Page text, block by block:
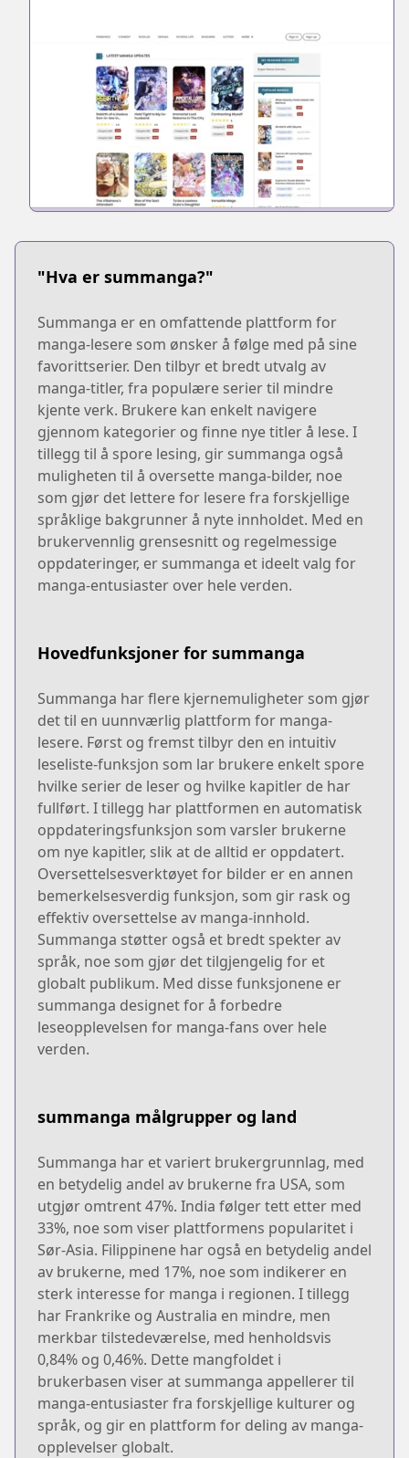
"Hva er summanga?"
Summanga er en omfattende plattform for
manga-lesere som ønsker å følge med på sine
favorittserier. Den tilbyr et bredt utvalg av
manga-titler, fra populære serier til mindre
kjente verk. Brukere kan enkelt navigere
gjennom kategorier og finne nye titler å lese. I
tillegg til å spore lesing, gir summanga også
muligheten til å oversette manga-bilder, noe
som gjør det lettere for lesere fra forskjellige
språklige bakgrunner å nyte innholdet. Med en
brukervennlig grensesnitt og regelmessige
oppdateringer, er summanga et ideelt valg for
manga-entusiaster over hele verden.
Hovedfunksjoner for summanga
Summanga har flere kjernemuligheter som gjør
det til en uunnværlig plattform for manga-
lesere. Først og fremst tilbyr den en intuitiv
leseliste-funksjon som lar brukere enkelt spore
hvilke serier de leser og hvilke kapitler de har
fullført. I tillegg har plattformen en automatisk
oppdateringsfunksjon som varsler brukerne
om nye kapitler, slik at de alltid er oppdatert.
Oversettelsesverktøyet for bilder er en annen
bemerkelsesverdig funksjon, som gir rask og
effektiv oversettelse av manga-innhold.
Summanga støtter også et bredt spekter av
språk, noe som gjør det tilgjengelig for et
globalt publikum. Med disse funksjonene er
summanga designet for å forbedre
leseopplevelsen for manga-fans over hele
verden.
summanga målgrupper og land
Summanga har et variert brukergrunnlag, med
en betydelig andel av brukerne fra USA, som
utgjør omtrent 47%. India følger tett etter med
33%, noe som viser plattformens popularitet i
Sør-Asia. Filippinene har også en betydelig andel
av brukerne, med 17%, noe som indikerer en
sterk interesse for manga i regionen. I tillegg
har Frankrike og Australia en mindre, men
merkbar tilstedeværelse, med henholdsvis
0,84% og 0,46%. Dette mangfoldet i
brukerbasen viser at summanga appellerer til
manga-entusiaster fra forskjellige kulturer og
språk, og gir en plattform for deling av manga-
opplevelser globalt.